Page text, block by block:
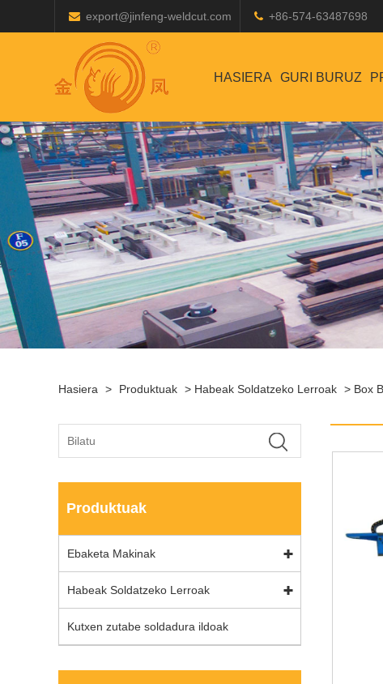
export@jinfeng-weldcut.com +86-574-63487698
HASIERA GURI BURUZ
Hasiera > Produktuak > Habeak Soldatzeko Lerroak > Box
Produktuak
Ebaketa Makinak
Habeak Soldatzeko Lerroak
Kutxen zutabe soldadura ildoak